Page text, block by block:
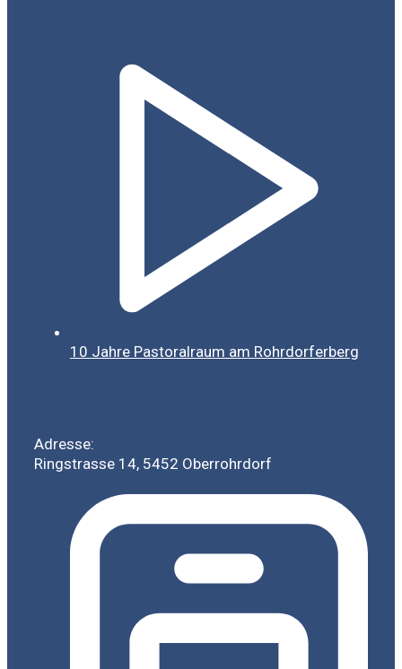
10 Jahre Pastoralraum am Rohrdorferberg
Adresse:
Ringstrasse 14, 5452 Oberrohrdorf